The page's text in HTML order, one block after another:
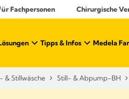
Fachpersonen Chirurgische
Tipps & Infos Medela
& Stillwäsche​ Still- & Abpump-BH